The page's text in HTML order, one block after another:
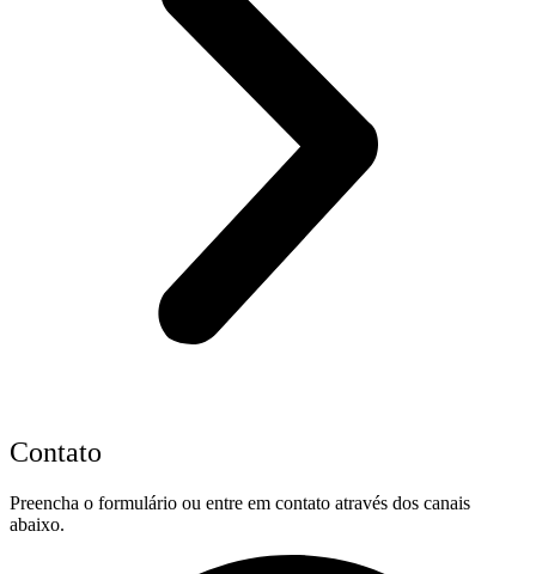
Contato
Preencha o formulário ou entre em contato através dos canais
abaixo.